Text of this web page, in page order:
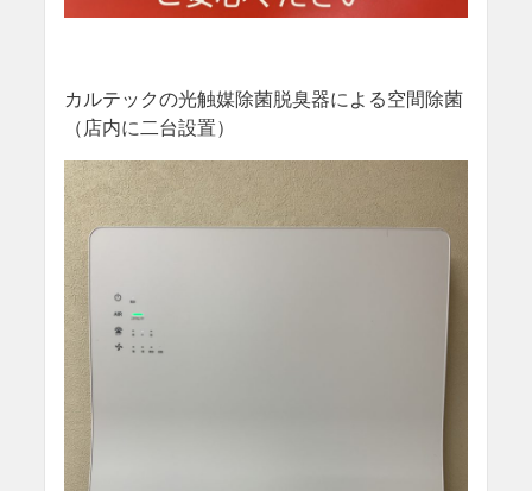
カルテックの光触媒除菌脱臭器による空間除菌
（店内に二台設置）